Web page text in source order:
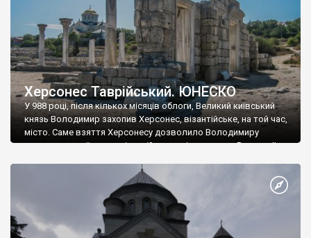
Херсонес Таврійський. ЮНЕСКО
У 988 році, після кількох місяців облоги, Великий київський
князь Володимир захопив Херсонес, візантійське, на той час,
місто. Саме взяття Херсонесу дозволило Володимиру
диктувати свої умови візантійському імператору Василю ІІ, та
Херсонесі Володимир-язичник, став Василем-християнином.
А потім було Хрещення Русі. На честь Херсонесу Таврійського